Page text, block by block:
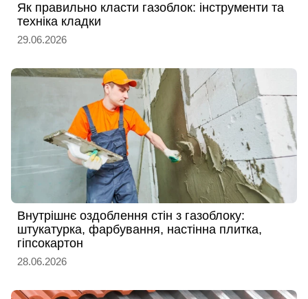
Як правильно класти газоблок: інструменти та
техніка кладки
29.06.2026
Внутрішнє оздоблення стін з газоблоку:
штукатурка, фарбування, настінна плитка,
гіпсокартон
28.06.2026